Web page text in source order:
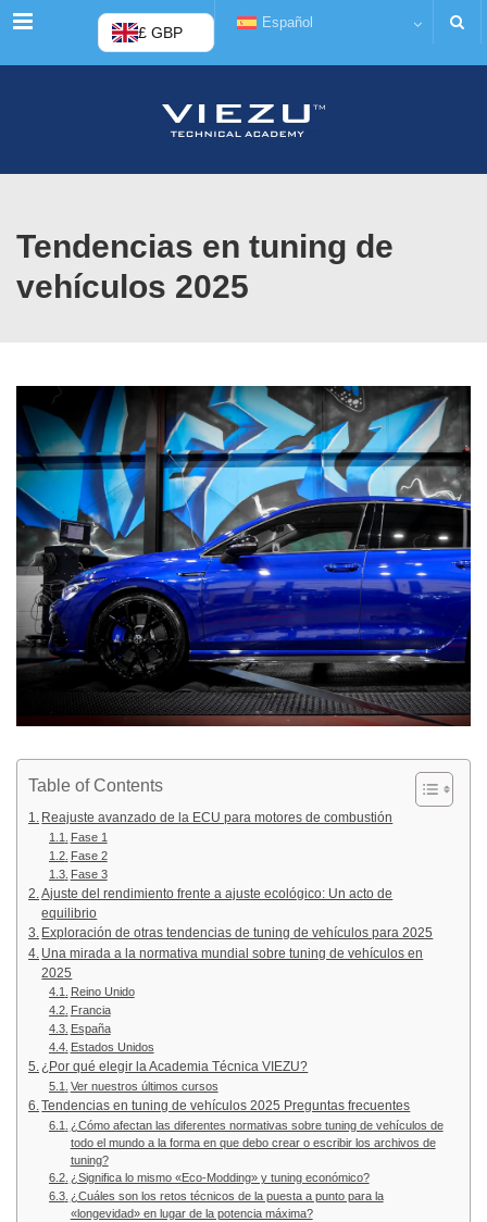
Menú £ GBP
Español
Tendencias en tuning de
vehículos 2025
Table of Contents
Reajuste avanzado de la ECU para motores de combustión
Fase 1
Fase 2
Fase 3
Ajuste del rendimiento frente a ajuste ecológico: Un acto de
equilibrio
Exploración de otras tendencias de tuning de vehículos para 2025
Una mirada a la normativa mundial sobre tuning de vehículos en
2025
Reino Unido
Francia
España
Estados Unidos
¿Por qué elegir la Academia Técnica VIEZU?
Ver nuestros últimos cursos
Tendencias en tuning de vehículos 2025 Preguntas frecuentes
¿Cómo afectan las diferentes normativas sobre tuning de vehículos de
todo el mundo a la forma en que debo crear o escribir los archivos de
tuning?
¿Significa lo mismo «Eco-Modding» y tuning económico?
¿Cuáles son los retos técnicos de la puesta a punto para la
«longevidad» en lugar de la potencia máxima?